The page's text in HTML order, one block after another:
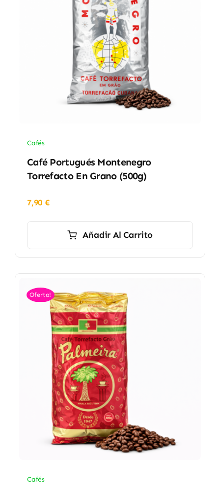
Cafés
Café Portugués Montenegro
Torrefacto En Grano (500g)
7,90€
Añadir Al Carrito
Oferta!
Cafés